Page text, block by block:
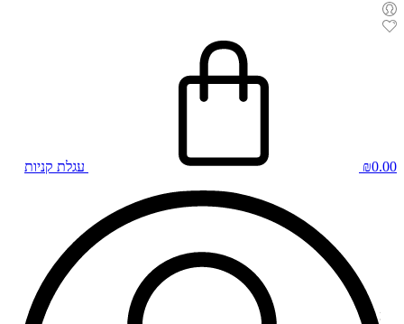
₪0.00 עגלת קניות